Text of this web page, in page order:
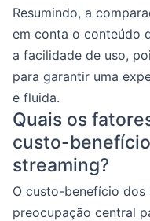
Resumindo, a
em conta o conteúdo
a facilidade de uso,
para garantir uma
e fluida.
Quais os
custo-
streaming?
O custo-benefício dos
preocupação central